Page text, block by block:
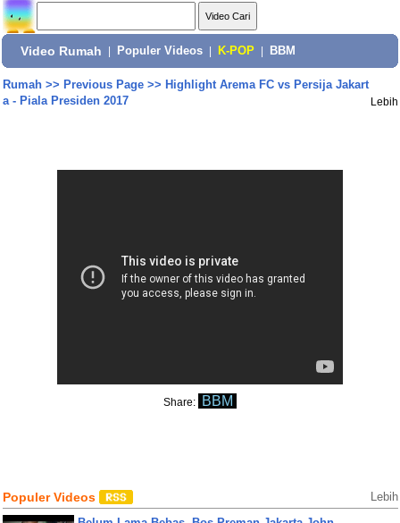
Video Rumah Populer Videos K-POP BBM
Rumah>> Previous Page>> Highlight Arema FC vs Persija Jakart
a - Piala Presiden 2017
Lebih
Share: BBM
Populer Videos Lebih